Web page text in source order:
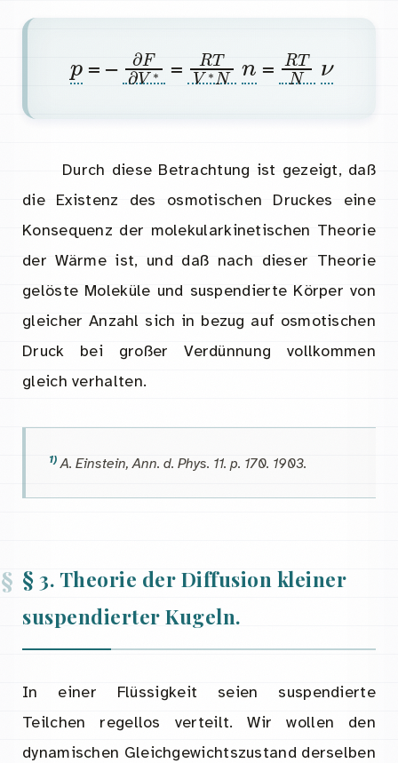
= – ∂F∂ = TV = RTN
Durch diese Betrachtung ist gezeigt, daß
die Existenz des osmotischen Druckes eine
Konsequenz der molekularkinetischen Theorie
der Wärme ist, und daß nach dieser Theorie
gelöste Moleküle und suspendierte Körper von
gleicher Anzahl sich in bezug auf osmotischen
Druck bei großer Verdünnung vollkommen
gleich verhalten.
1) A. Einstein, Ann. d. Phys. 11. p. 170. 1903.
§ 3. Theorie der Diffusion kleiner
suspendierter Kugeln.
In einer Flüssigkeit seien suspendierte
Teilchen regellos verteilt. Wir wollen den
dynamischen Gleichgewichtszustand derselben